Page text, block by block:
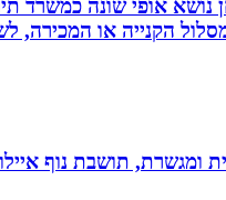
אופי שונה כמשרד
הקנייה או המכירה,
ומגשרת, תושבת נוף